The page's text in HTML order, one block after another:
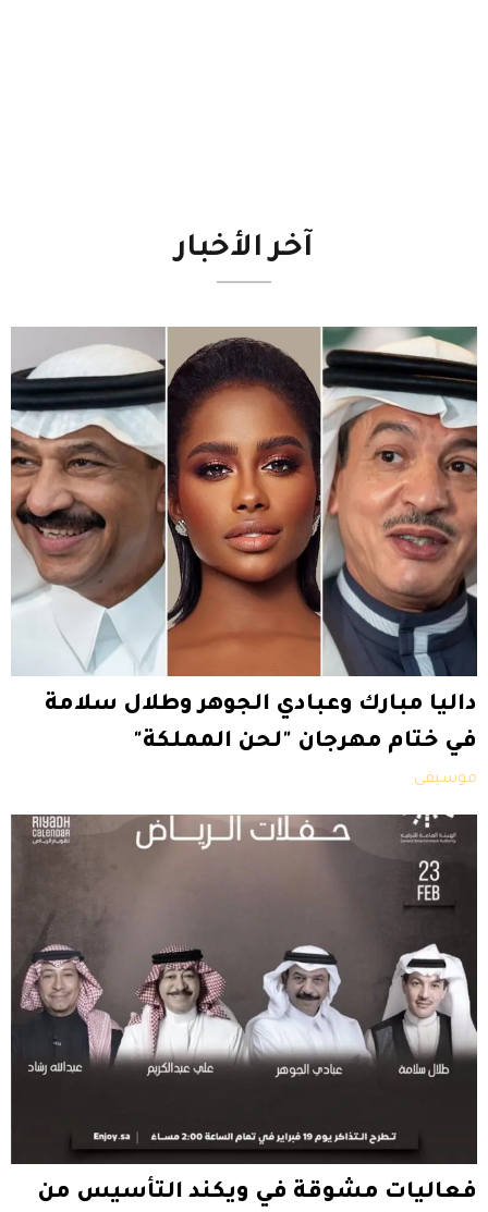
آخر الأخبار
داليا مبارك وعبادي الجوهر وطلال سلامة
في ختام مهرجان "لحن المملكة"
موسيقى
فعاليات مشوقة في ويكند التأسيس من